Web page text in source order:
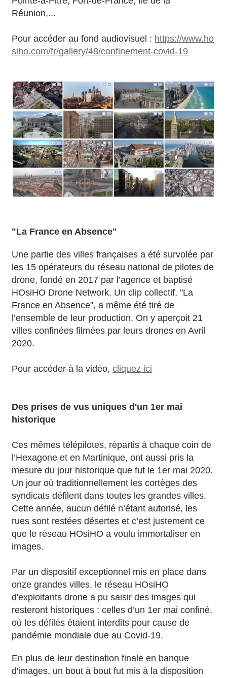
Réunion,...
Pour accéder au fond audiovisuel : https://www.ho
siho.com/fr/gallery/48/confinement-covid-19
"La France en Absence"
Une partie des villes françaises a été survolée par
les 15 opérateurs du réseau national de pilotes de
drone, fondé en 2017 par l’agence et baptisé
HOsiHO Drone Network. Un clip collectif, "La
France en Absence", a même été tiré de
l’ensemble de leur production. On y aperçoit 21
villes confinées filmées par leurs drones en Avril
2020.
Pour accéder à la vidéo,cliquez ici
Des prises de vus uniques d'un 1er mai
historique
Ces mêmes télépilotes, répartis à chaque coin de
l’Hexagone et en Martinique, ont aussi pris la
mesure du jour historique que fut le 1er mai 2020.
Un jour où traditionnellement les cortèges des
syndicats défilent dans toutes les grandes villes.
Cette année, aucun défilé n’étant autorisé, les
rues sont restées désertes et c’est justement ce
que le réseau HOsiHO a voulu immortaliser en
images.
Par un dispositif exceptionnel mis en place dans
onze grandes villes, le réseau HOsiHO
d'exploitants drone a pu saisir des images qui
resteront historiques : celles d’un 1er mai confiné,
où les défilés étaient interdits pour cause de
pandémie mondiale due au Covid-19.
En plus de leur destination finale en banque
d'images, un bout à bout fut mis à la disposition